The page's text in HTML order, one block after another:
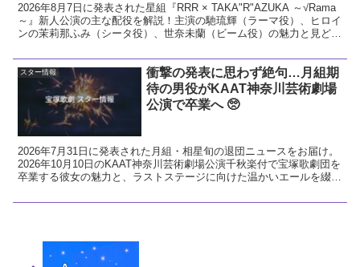
2026年8月7日に発表された星組『RRR × TAKA"R"AZUKA ～√Rama
～』新人公演の主な配役を解説！主演の馳琉輝（ラーマ役）、ヒロイ
ンの茉莉那ふみ（シータ役）、世奈未蘭（ビーム役）の魅力と見どこ
スター情報
衝撃の発表に思わず絶句…月組期
待の男役がKAAT神奈川芸術劇場
公演で卒業へ 🥺
2026年7月31日に発表された月組・相星旬の退団ニュースをお届け。
2026年10月10日のKAAT神奈川芸術劇場公演千秋楽付で宝塚歌劇団を
卒業する彼女の魅力と、ラストステージに向けた温かいエールを綴り